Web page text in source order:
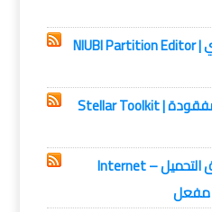
برنامج تقسيم الهارد السحري | NIUBI Partition Editor
برنامج إستعادة الملفات المفقودة | Stellar Toolkit
تحميل الإصدار الجديد لعملاق التحميل – Internet